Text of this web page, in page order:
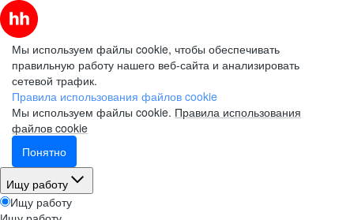
Мы используем файлы cookie, чтобы обеспечивать
правильную работу нашего веб-сайта и анализировать
сетевой трафик.
Правила использования файлов cookie
Мы используем файлы cookie. Правила использования
файлов cookie
Понятно
Ищу работу
Ищу работу